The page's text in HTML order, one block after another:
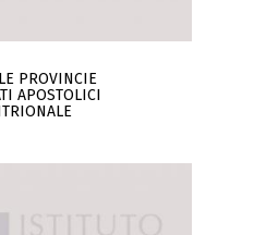
PROVINCIE
APOSTOLICI